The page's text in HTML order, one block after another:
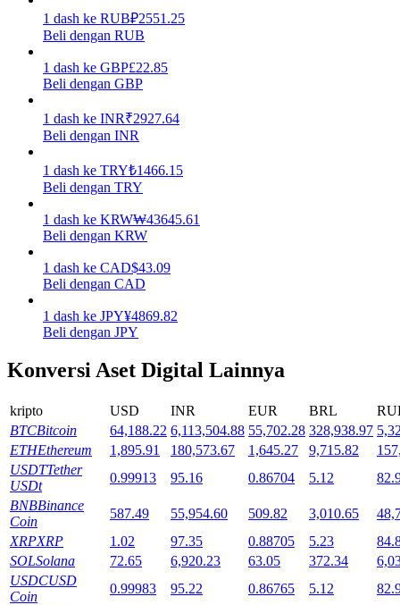
Dapatkan imbalan kompetitif setiap hari
Pengembalian tinggi & akses instan
Staking fleksibel untuk mendapatkan token populer
1 dash ke RUB₽2551.25
Beli dengan RUB
1 dash ke GBP£22.85
Beli dengan GBP
1 dash ke INR₹2927.64
Beli dengan INR
1 dash ke TRY₺1466.15
Beli dengan TRY
1 dash ke KRW₩43645.61
Beli dengan KRW
1 dash ke CAD$43.09
Beli dengan CAD
1 dash ke JPY¥4869.82
Beli dengan JPY
Konversi Aset Digital Lainnya
kripto USD INR EUR BRL
BTCBitcoin 64,188.22 6,113,504.88 55,702.28 328,938.97
ETHEthereum 1,895.91 180,573.67 1,645.27 9,715.82
USDTTether
USDt
0.99913 95.16 0.86704 5.12
BNBBinance
Coin
587.49 55,954.60 509.82 3,010.65
XRPXRP 1.02 97.35 0.88705 5.23
SOLSolana 72.65 6,920.23 63.05 372.34
USDCUSD
Coin
0.99983 95.22 0.86765 5.12